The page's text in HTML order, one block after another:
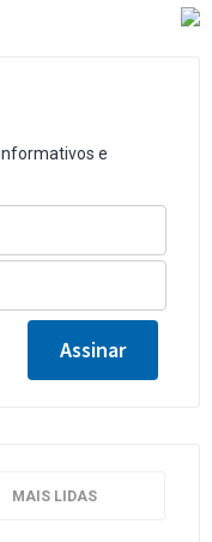
e
MAIS LIDAS